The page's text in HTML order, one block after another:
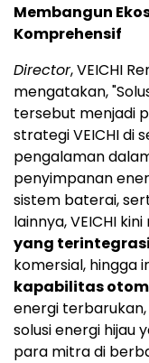
Membangun
Komprehensif
Director, VEICHI
mengatakan,
tersebut menjadi
strategi VEICHI di
pengalaman
penyimpanan
sistem baterai,
lainnya, VEICHI
yang terintegrasi
komersial, hingga
kapabilitas
energi
solusi energi hijau
para mitra di